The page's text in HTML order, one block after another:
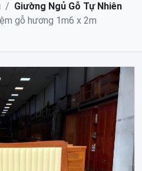
Giường Ngủ Gỗ Tự Nhiên
gỗ hương 1m6 x 2m